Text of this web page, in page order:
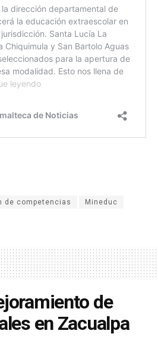
de competencias Mineduc
de
en Zacualpa